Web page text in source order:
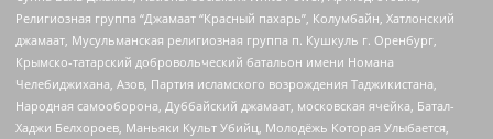
Религиозная группа “Джамаат “Красный пахарь”, Колумбайн, Хатлонский
джамаат, Мусульманская религиозная группа п. Кушкуль г. Оренбург,
Крымско-татарский добровольческий батальон имени Номана
Челебиджихана, Азов, Партия исламского возрождения Таджикистана,
Народная самооборона, Дуббайский джамаат, московская ячейка, Батал-
Хаджи Белхороев, Маньяки Культ Убийц, Молодёжь Которая Улыбается,